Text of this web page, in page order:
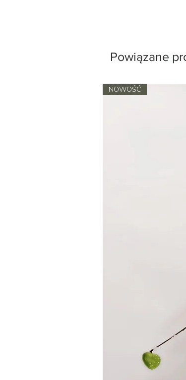
Powiązane
NOWOŚĆ